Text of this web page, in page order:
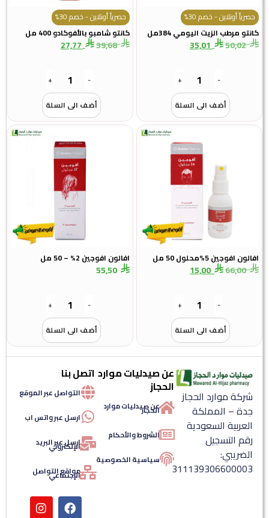
حصرياً أونلاين - خصم 30%
كانتو مرطب الزيت اليومي 384مل
50,02
35,01
-
+
أضف الى السلة
حصرياً أونلاين - خصم 30%
كانتو شامبو بالأفوكادو 400 مل
39,68
27,77
-
+
أضف الى السلة
افالون افوجين 5%محلول 50 مل
66,00
15,00
-
+
أضف الى السلة
افالون افوجين 2% – 50 مل
55,50
-
+
أضف الى السلة
شركة موارد الحجاز
جدة – المملكة
العربية السعودية
رقم التسجيل
الضريبي:
311139306600003
عن صيدليات موارد
الحجاز
عن صيدليات موارد
الحجاز
الشروط والأحكام
سياسية الخصوصية
اتصل بنا
التواصل عبر الموقع
ارسل عبر واتس اب
ارسل عبر البريد
الإلكتروني
مواقع التواصل
الإجتماعي